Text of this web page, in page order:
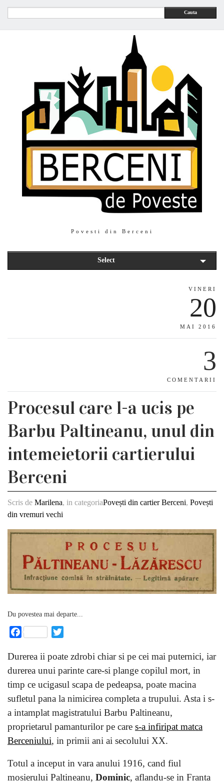
Cauta
Povesti din Berceni
Select
VINERI
20
MAI 2016
3
COMENTARII
Procesul care l-a ucis pe
Barbu Paltineanu, unul din
intemeietorii cartierului
Berceni
Scris de Marilena, in categoriaPovești din cartier Berceni, Povești
din vremuri vechi
Du povestea mai departe...
Facebook
Durerea ii poate zdrobi chiar si pe cei mai puternici, iar
durerea unui parinte care-si plange copilul mort, in
timp ce ucigasul scapa de pedeapsa, poate macina
sufletul pana la nimicirea completa a trupului. Asta i s-
a intamplat magistratului Barbu Paltineanu,
proprietarul pamanturilor pe care s-a infiripat matca
Berceniului, in primii ani ai secolului XX.
Totul a inceput in vara anului 1916, cand fiul
mosierului Paltineanu, Dominic, aflandu-se in Franta